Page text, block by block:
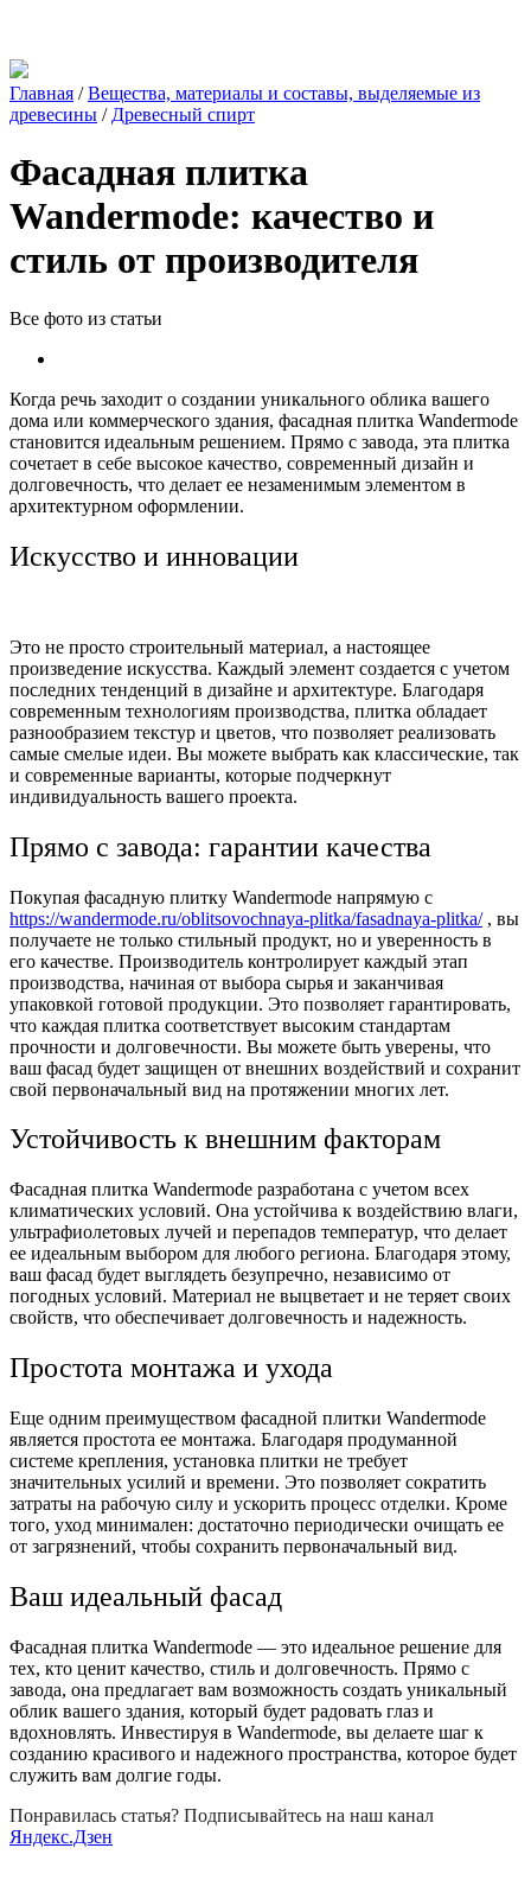
Главная /Вещества, материалы и составы, выделяемые из
древесины / Древесный спирт
Фасадная плитка
Wandermode: качество и
стиль от производителя
Все фото из статьи
Когда речь заходит о создании уникального облика вашего
дома или коммерческого здания, фасадная плитка Wandermode
становится идеальным решением. Прямо с завода, эта плитка
сочетает в себе высокое качество, современный дизайн и
долговечность, что делает ее незаменимым элементом в
архитектурном оформлении.
Искусство и инновации
Это не просто строительный материал, а настоящее
произведение искусства. Каждый элемент создается с учетом
последних тенденций в дизайне и архитектуре. Благодаря
современным технологиям производства, плитка обладает
разнообразием текстур и цветов, что позволяет реализовать
самые смелые идеи. Вы можете выбрать как классические, так
и современные варианты, которые подчеркнут
индивидуальность вашего проекта.
Прямо с завода: гарантии качества
Покупая фасадную плитку Wandermode напрямую с
https://wandermode.ru/oblitsovochnaya-plitka/fasadnaya-plitka/ , вы
получаете не только стильный продукт, но и уверенность в
его качестве. Производитель контролирует каждый этап
производства, начиная от выбора сырья и заканчивая
упаковкой готовой продукции. Это позволяет гарантировать,
что каждая плитка соответствует высоким стандартам
прочности и долговечности. Вы можете быть уверены, что
ваш фасад будет защищен от внешних воздействий и сохранит
свой первоначальный вид на протяжении многих лет.
Устойчивость к внешним факторам
Фасадная плитка Wandermode разработана с учетом всех
климатических условий. Она устойчива к воздействию влаги,
ультрафиолетовых лучей и перепадов температур, что делает
ее идеальным выбором для любого региона. Благодаря этому,
ваш фасад будет выглядеть безупречно, независимо от
погодных условий. Материал не выцветает и не теряет своих
свойств, что обеспечивает долговечность и надежность.
Простота монтажа и ухода
Еще одним преимуществом фасадной плитки Wandermode
является простота ее монтажа. Благодаря продуманной
системе крепления, установка плитки не требует
значительных усилий и времени. Это позволяет сократить
затраты на рабочую силу и ускорить процесс отделки. Кроме
того, уход минимален: достаточно периодически очищать ее
от загрязнений, чтобы сохранить первоначальный вид.
Ваш идеальный фасад
Фасадная плитка Wandermode — это идеальное решение для
тех, кто ценит качество, стиль и долговечность. Прямо с
завода, она предлагает вам возможность создать уникальный
облик вашего здания, который будет радовать глаз и
вдохновлять. Инвестируя в Wandermode, вы делаете шаг к
созданию красивого и надежного пространства, которое будет
служить вам долгие годы.
Понравилась статья? Подписывайтесь на наш канал
Яндекс.Дзен